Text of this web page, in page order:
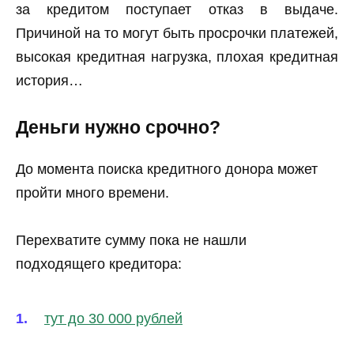
за кредитом поступает отказ в выдаче.
Причиной на то могут быть просрочки платежей,
высокая кредитная нагрузка, плохая кредитная
история…
Деньги нужно срочно?
До момента поиска кредитного донора может
пройти много времени.
Перехватите сумму пока не нашли
подходящего кредитора:
тут до 30 000 рублей